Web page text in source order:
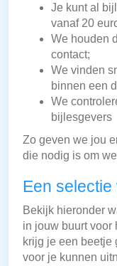
Je kunt al
vanaf 20
We houden
contact;
We vinden
binnen een
We
bijlesgevers
Zo geven we jou
die nodig is om
Een
Bekijk hieronder
in jouw buurt voor
krijg je een beetje
voor je kunnen